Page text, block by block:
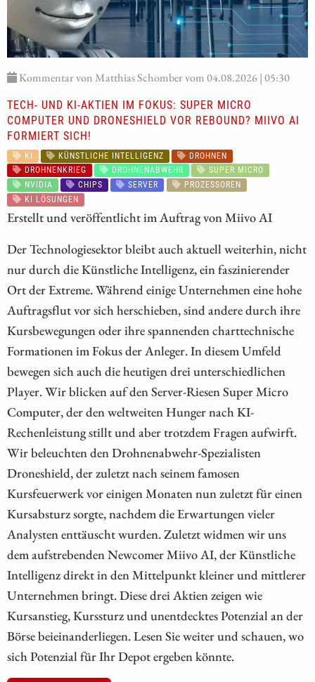
Kommentar von Matthias Schomber vom 04.08.2026 | 05:30
TECH- UND KI-AKTIEN IM FOKUS: SUPER MICRO
COMPUTER UND DRONESHIELD VOR REBOUND? MIIVO AI
FORMIERT SICH!
KI KÜNSTLICHE INTELLIGENZ
DROHNEN
DROHNENKRIEG
DROHNENABWEHR
SUPER MICRO
NVIDIA
CHIPS SERVER
PROZESSOREN
KI LÖSUNGEN
Erstellt und veröffentlicht im Auftrag von Miivo AI
Der Technologiesektor bleibt auch aktuell weiterhin, nicht
nur durch die Künstliche Intelligenz, ein faszinierender
Ort der Extreme. Während einige Unternehmen eine hohe
Auftragsflut vor sich herschieben, sind andere durch ihre
Kursbewegungen oder ihre spannenden charttechnische
Formationen im Fokus der Anleger. In diesem Umfeld
bewegen sich auch die heutigen drei unterschiedlichen
Player. Wir blicken auf den Server-Riesen Super Micro
Computer, der den weltweiten Hunger nach KI-
Rechenleistung stillt und aber trotzdem Fragen aufwirft.
Wir beleuchten den Drohnenabwehr-Spezialisten
Droneshield, der zuletzt nach seinem famosen
Kursfeuerwerk vor einigen Monaten nun zuletzt für einen
Kursabsturz sorgte, nachdem die Erwartungen vieler
Analysten enttäuscht wurden. Zuletzt widmen wir uns
dem aufstrebenden Newcomer Miivo AI, der Künstliche
Intelligenz direkt in den Mittelpunkt kleiner und mittlerer
Unternehmen bringt. Diese drei Aktien zeigen wie
Kursanstieg, Kurssturz und unentdecktes Potenzial an der
Börse beieinanderliegen. Lesen Sie weiter und schauen, wo
sich Potenzial für Ihr Depot ergeben könnte.